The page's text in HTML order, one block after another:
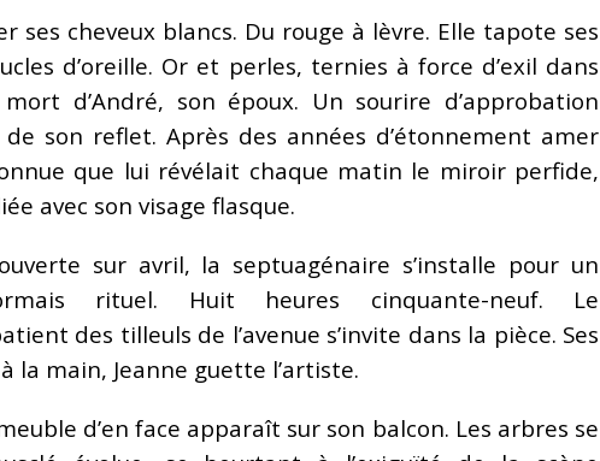
ses cheveux blancs. Du rouge à lèvre. Elle tapote ses
d’oreille. Or et perles, ternies à force d’exil dans
d’André, son époux. Un sourire d’approbation
son reflet. Après des années d’étonnement amer
que lui révélait chaque matin le miroir perfide,
avec son visage flasque.
sur avril, la septuagénaire s’installe pour un
rituel. Huit heures cinquante-neuf. Le
des tilleuls de l’avenue s’invite dans la pièce. Ses
la main, Jeanne guette l’artiste.
d’en face apparaît sur son balcon. Les arbres se